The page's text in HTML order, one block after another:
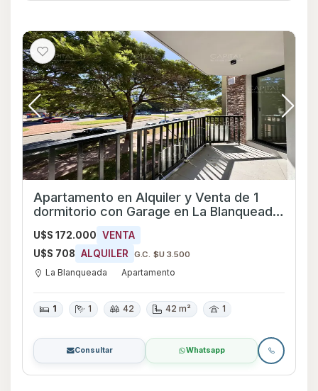
Apartamento en Alquiler y Venta de 1
dormitorio con Garage en La Blanqueada,
Montevideo
U$S 172.000 VENTA
U$S 708 ALQUILER G.C. $U 3.500
La Blanqueada Apartamento
1 1 42 42 m² 1
Consultar Whatsapp